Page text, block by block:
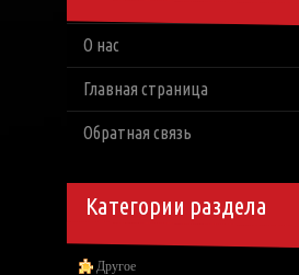
О нас
Главная страница
Обратная связь
Категории раздела
Другое